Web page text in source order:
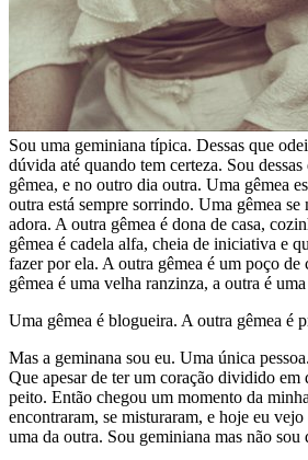
Sou uma geminiana típica. Dessas que
dúvida até quando tem certeza. Sou
gêmea, e no outro dia outra. Uma gêmea
outra está sempre sorrindo. Uma gêmea se
adora. A outra gêmea é dona de casa,
gêmea é cadela alfa, cheia de iniciativa e
fazer por ela. A outra gêmea é um poço de
gêmea é uma velha ranzinza, a outra é
Uma gêmea é blogueira. A outra gêmea é
Mas a geminana sou eu. Uma única
Que apesar de ter um coração dividido em
peito. Então chegou um momento da
encontraram, se misturaram, e hoje eu
uma da outra. Sou geminiana mas não sou